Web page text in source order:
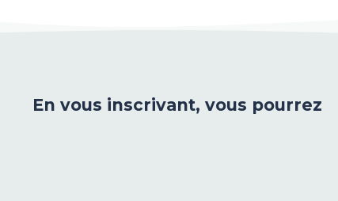
En vous inscrivant, vous pourrez